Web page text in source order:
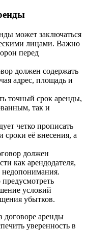
может заключаться
лицами. Важно
перед
должен содержать
адрес, площадь и
точный срок аренды,
так и
четко прописать
сроки её внесения, а
должен
как арендодателя,
недопонимания.
условий
убытков.
договоре аренды
уверенность в